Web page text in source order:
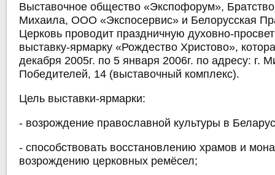
Выставочное общество «Экспофорум», Братство
Михаила, ООО «Экспосервис» и Белорусская
Церковь проводит праздничную духовно-
выставку-ярмарку «Рождество Христово»,
декабря 2005г. по 5 января 2006г. по адресу: г.
Победителей, 14 (выставочный комплекс).
Цель выставки-ярмарки:
- возрождение православной культуры в
- способствовать восстановлению храмов и
возрождению церковных ремёсел;